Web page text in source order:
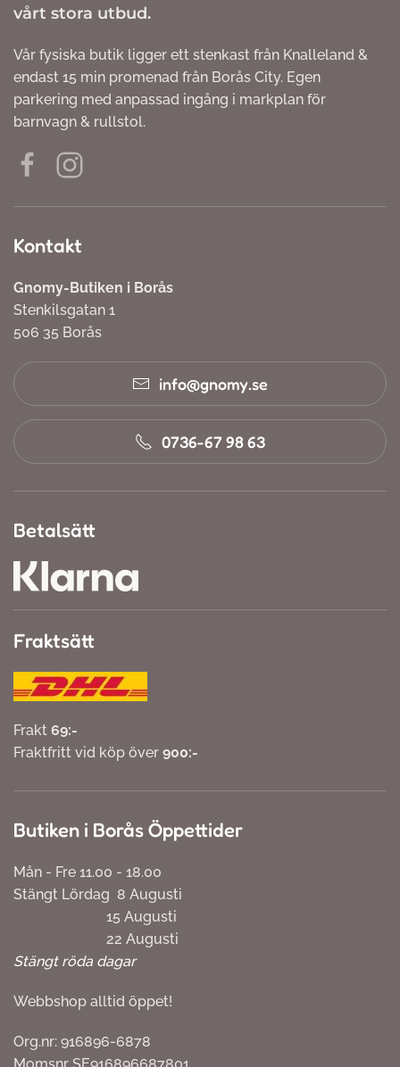
vårt stora utbud.
Vår fysiska butik ligger ett stenkast från Knalleland &
endast 15 min promenad från Borås City. Egen
parkering med anpassad ingång i markplan för
barnvagn & rullstol.
Kontakt
Gnomy-Butiken i Borås
Stenkilsgatan 1
506 35 Borås
info@gnomy.se
0736-67 98 63
Betalsätt
Fraktsätt
Frakt 69:-
Fraktfritt vid köp över 900:-
Butiken i Borås Öppettider
Mån - Fre 11.00 - 18.00
Stängt Lördag 8 Augusti
15 Augusti
22 Augusti
Stängt röda dagar
Webbshop alltid öppet!
Org.nr: 916896-6878